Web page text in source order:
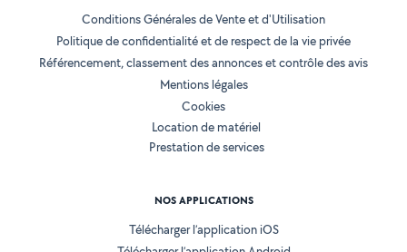
Conditions Générales de Vente et d'Utilisation
Politique de confidentialité et de respect de la vie privée
Référencement, classement des annonces et contrôle des avis
Mentions légales
Cookies
Location de matériel
Prestation de services
NOS APPLICATIONS
Télécharger l’application iOS